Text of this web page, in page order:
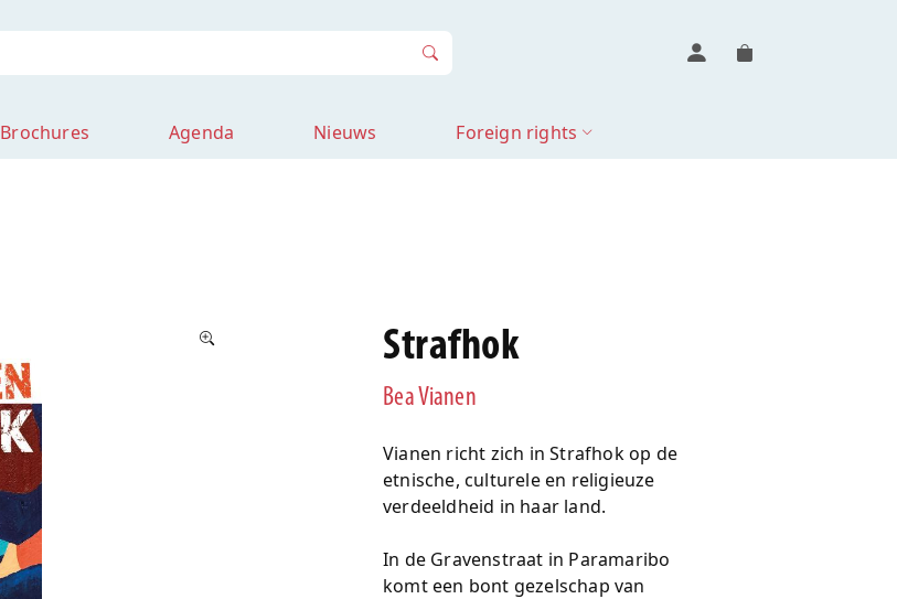
Brochures Agenda Nieuws Foreign rights
Strafhok
Bea Vianen
Vianen richt zich in Strafhok op de
etnische, culturele en religieuze
verdeeldheid in haar land.
In de Gravenstraat in Paramaribo
komt een bont gezelschap van